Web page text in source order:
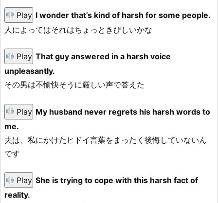
Play I wonder that’s kind of harsh for some people.
人によってはそれはちょっときびしいかな
Play That guy answered in a harsh voice
unpleasantly.
その男は不愉快そうに厳しい声で答えた
Play My husband never regrets his harsh words to
me.
夫は、私にかけたヒドイ言葉をまったく後悔していないん
です
Play She is trying to cope with this harsh fact of
reality.